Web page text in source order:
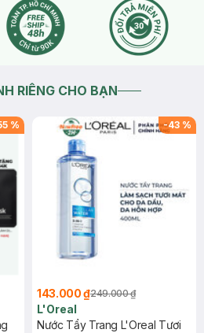
RIÊNG CHO BẠN
% -43 %
143.000 ₫249.000 ₫
L'Oreal
Nước Tẩy Trang L'Oreal Tươi